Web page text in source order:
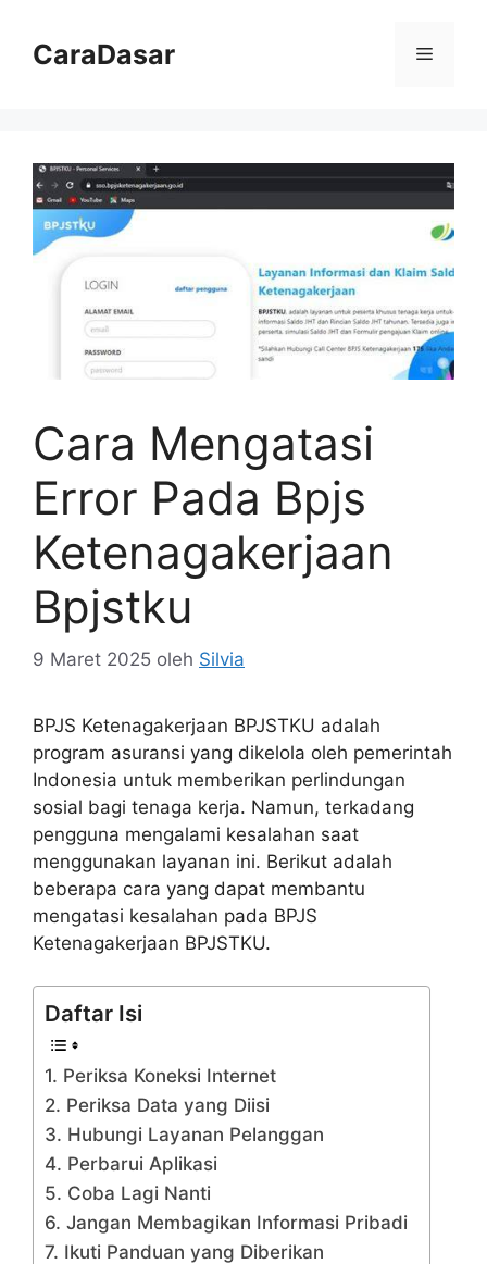
CaraDasar Menu
Cara Mengatasi
Error Pada Bpjs
Ketenagakerjaan
Bpjstku
9 Maret 2025 oleh Silvia
BPJS Ketenagakerjaan BPJSTKU adalah
program asuransi yang dikelola oleh pemerintah
Indonesia untuk memberikan perlindungan
sosial bagi tenaga kerja. Namun, terkadang
pengguna mengalami kesalahan saat
menggunakan layanan ini. Berikut adalah
beberapa cara yang dapat membantu
mengatasi kesalahan pada BPJS
Ketenagakerjaan BPJSTKU.
Daftar Isi
1. Periksa Koneksi Internet
2. Periksa Data yang Diisi
3. Hubungi Layanan Pelanggan
4. Perbarui Aplikasi
5. Coba Lagi Nanti
6. Jangan Membagikan Informasi Pribadi
7. Ikuti Panduan yang Diberikan